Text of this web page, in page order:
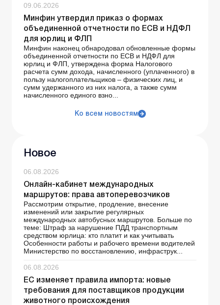
09.06.2026
Минфин утвердил приказ о формах
объединенной отчетности по ЕСВ и НДФЛ
для юрлиц и ФЛП
Минфин наконец обнародовал обновленные формы
объединенной отчетности по ЕСВ и НДФЛ для
юрлиц и ФЛП, утверждена форма Налогового
расчета сумм дохода, начисленного (уплаченного) в
пользу налогоплательщиков – физических лиц, и
сумм удержанного из них налога, а также сумм
начисленного единого взно...
Ко всем новостям
Новое
06.08.2026
Онлайн-кабинет международных
маршрутов: права автоперевозчиков
Рассмотрим открытие, продление, внесение
изменений или закрытие регулярных
международных автобусных маршрутов. Больше по
теме: Штраф за нарушение ПДД транспортным
средством юрлица: кто платит и как учитывать
Особенности работы и рабочего времени водителей
Министерство по восстановлению, инфраструк...
06.08.2026
ЕС изменяет правила импорта: новые
требования для поставщиков продукции
животного происхождения